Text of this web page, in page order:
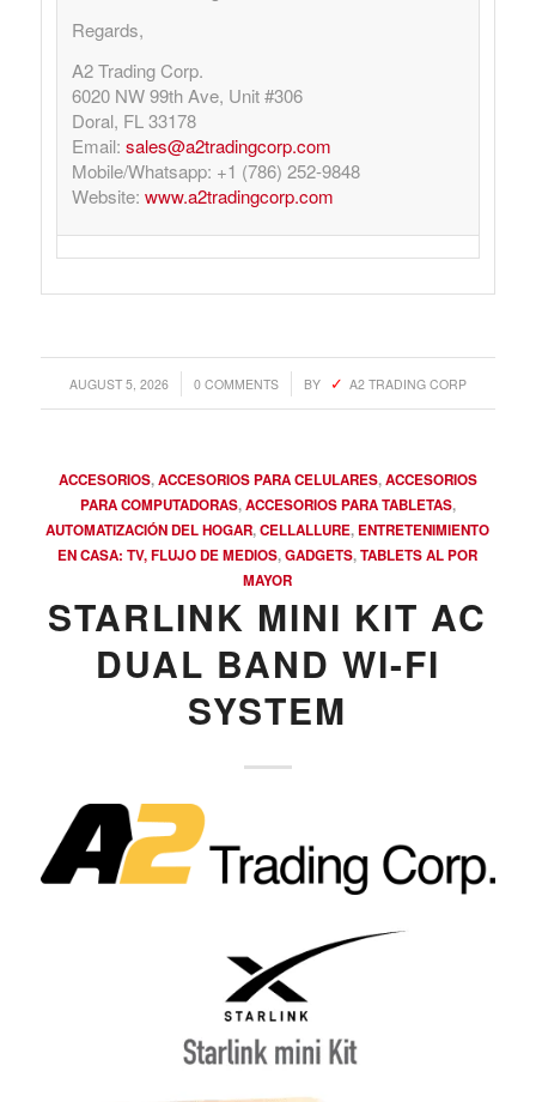
Regards,
A2 Trading Corp.
6020 NW 99th Ave, Unit #306
Doral, FL 33178
Email: sales@a2tradingcorp.com
Mobile/Whatsapp: +1 (786) 252-9848
Website: www.a2tradingcorp.com
AUGUST 5, 2026
/ 0 COMMENTS
/ BY A2 TRADING CORP
ACCESORIOS,ACCESORIOS PARA CELULARES,ACCESORIOS
PARA COMPUTADORAS,ACCESORIOS PARA TABLETAS,
AUTOMATIZACIÓN DEL HOGAR,CELLALLURE, ENTRETENIMIENTO
EN CASA: TV, FLUJO DE MEDIOS,GADGETS,TABLETS AL POR
MAYOR
STARLINK MINI KIT AC
DUAL BAND WI-FI
SYSTEM